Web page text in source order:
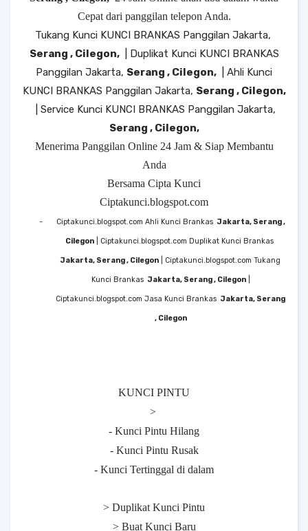
Cepat dari panggilan telepon Anda.
Tukang Kunci KUNCI BRANKAS Panggilan Jakarta,
Serang , Cilegon,
| Duplikat Kunci KUNCI BRANKAS
Panggilan Jakarta, Serang , Cilegon,
| Ahli Kunci
KUNCI BRANKAS Panggilan Jakarta, Serang , Cilegon,
| Service Kunci KUNCI BRANKAS Panggilan Jakarta,
Serang , Cilegon,
Menerima Panggilan Online 24 Jam & Siap Membantu
Anda
Bersama Cipta Kunci
Ciptakunci.blogspot.com
- Ciptakunci.blogspot.com Ahli Kunci BrankasJakarta, Serang ,
Cilegon | Ciptakunci.blogspot.com Duplikat Kunci Brankas
Jakarta, Serang , Cilegon | Ciptakunci.blogspot.com Tukang
Kunci BrankasJakarta, Serang , Cilegon|
Ciptakunci.blogspot.com Jasa Kunci BrankasJakarta, Serang
, Cilegon
KUNCI PINTU
>
- Kunci Pintu Hilang
- Kunci Pintu Rusak
- Kunci Tertinggal di dalam
> Duplikat Kunci Pintu
> Buat Kunci Baru